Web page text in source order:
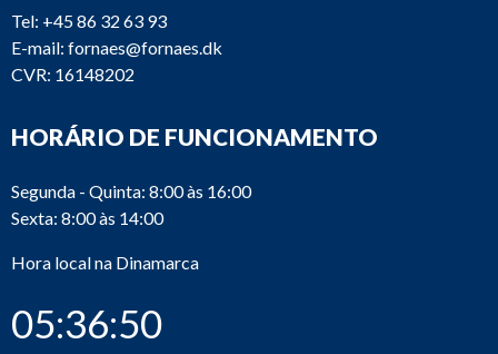
Tel: +45 86 32 63 93
E-mail: fornaes@fornaes.dk
CVR: 16148202
HORÁRIO DE FUNCIONAMENTO
Segunda - Quinta: 8:00 às 16:00
Sexta: 8:00 às 14:00
Hora local na Dinamarca
05:36:50